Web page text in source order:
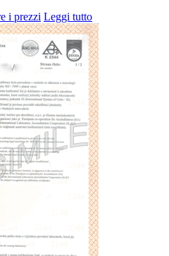
i prezzi Leggi tutto